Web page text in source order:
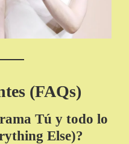
(FAQs)
Tú y todo lo
Else)?